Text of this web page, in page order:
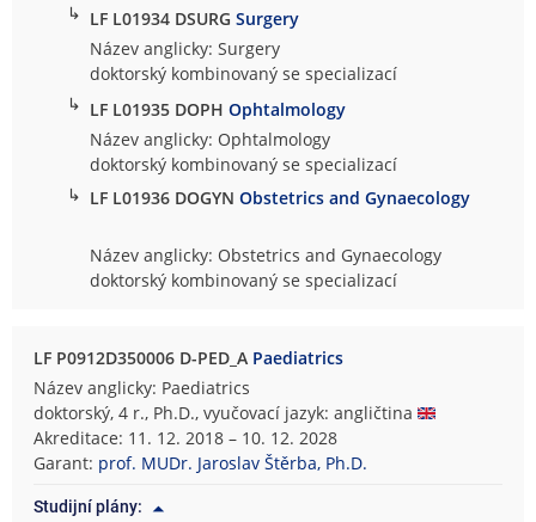
↳ LF L01934 DSURGSurgery
Název anglicky: Surgery
doktorský kombinovaný se specializací
↳ LF L01935 DOPHOphtalmology
Název anglicky: Ophtalmology
doktorský kombinovaný se specializací
↳ LF L01936 DOGYNObstetrics and Gynaecology
Název anglicky: Obstetrics and Gynaecology
doktorský kombinovaný se specializací
LF P0912D350006 D-PED_A Paediatrics
Název anglicky: Paediatrics
doktorský, 4 r., Ph.D., vyučovací jazyk: angličtina
Akreditace: 11. 12. 2018 – 10. 12. 2028
Garant: prof. MUDr. Jaroslav Štěrba, Ph.D.
Studijní plány: